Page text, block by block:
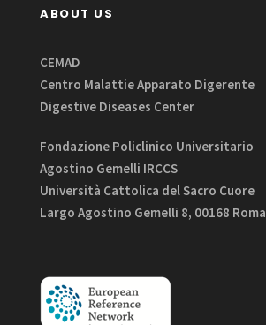
ABOUT US
CEMAD
Centro Malattie Apparato Digerente
Digestive Diseases Center
Fondazione Policlinico Universitario
Agostino Gemelli IRCCS
Università Cattolica del Sacro Cuore
Largo Agostino Gemelli 8, 00168 Roma